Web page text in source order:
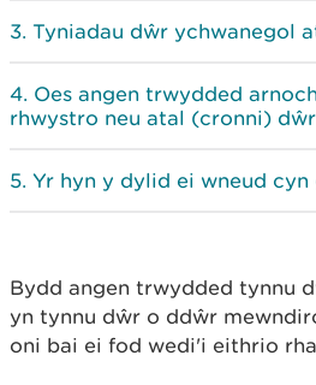
Tyniadau dŵr ychwanegol
Oes angen trwydded
rhwystro neu atal (cronni)
Yr hyn y dylid ei wneud cyn
Bydd angen trwydded tynnu
yn tynnu dŵr o ddŵr
oni bai ei fod wedi'i eithrio